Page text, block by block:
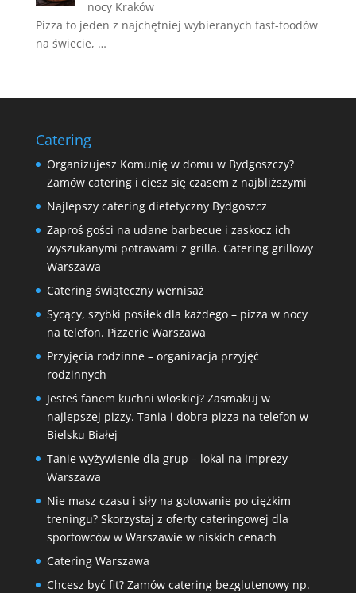
nocy Kraków
Pizza to jeden z najchętniej wybieranych fast-foodów
na świecie, …
Catering
Organizujesz Komunię w domu w Bydgoszczy?
Zamów catering i ciesz się czasem z najbliższymi
Najlepszy catering dietetyczny Bydgoszcz
Zaproś gości na udane barbecue i zaskocz ich
wyszukanymi potrawami z grilla. Catering grillowy
Warszawa
Catering świąteczny wernisaż
Sycący, szybki posiłek dla każdego – pizza w nocy
na telefon. Pizzerie Warszawa
Przyjęcia rodzinne – organizacja przyjęć
rodzinnych
Jesteś fanem kuchni włoskiej? Zasmakuj w
najlepszej pizzy. Tania i dobra pizza na telefon w
Bielsku Białej
Tanie wyżywienie dla grup – lokal na imprezy
Warszawa
Nie masz czasu i siły na gotowanie po ciężkim
treningu? Skorzystaj z oferty cateringowej dla
sportowców w Warszawie w niskich cenach
Catering Warszawa
Chcesz być fit? Zamów catering bezglutenowy np.